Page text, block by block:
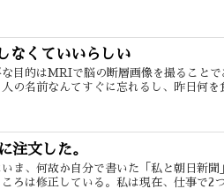
なくていいらしい
目的はMRIで脳の断層画像を撮ることで
の名前なんてすぐに忘れるし、昨日何を
注文した。
ま、何故か自分で書いた「私と朝日新聞
ろは修正している。私は現在、仕事で2